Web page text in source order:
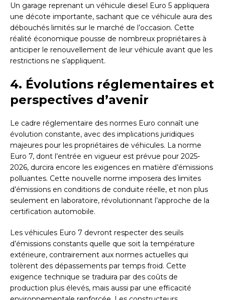
Un garage reprenant un véhicule diesel Euro 5 appliquera
une décote importante, sachant que ce véhicule aura des
débouchés limités sur le marché de l’occasion. Cette
réalité économique pousse de nombreux propriétaires à
anticiper le renouvellement de leur véhicule avant que les
restrictions ne s’appliquent.
4. Évolutions réglementaires et
perspectives d’avenir
Le cadre réglementaire des normes Euro connaît une
évolution constante, avec des implications juridiques
majeures pour les propriétaires de véhicules. La norme
Euro 7, dont l’entrée en vigueur est prévue pour 2025-
2026, durcira encore les exigences en matière d’émissions
polluantes. Cette nouvelle norme imposera des limites
d’émissions en conditions de conduite réelle, et non plus
seulement en laboratoire, révolutionnant l’approche de la
certification automobile.
Les véhicules Euro 7 devront respecter des seuils
d’émissions constants quelle que soit la température
extérieure, contrairement aux normes actuelles qui
tolèrent des dépassements par temps froid. Cette
exigence technique se traduira par des coûts de
production plus élevés, mais aussi par une efficacité